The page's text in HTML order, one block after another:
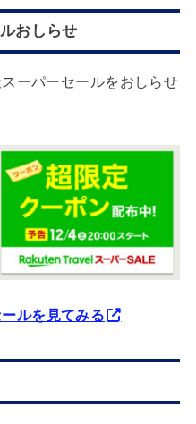
おしらせ
ーパーセールをおしらせ
ルを見てみる